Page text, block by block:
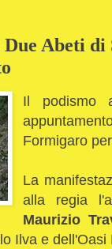
Abeti di
Il podismo
Formigaro
La
alla regia
Maurizio
Ilva e